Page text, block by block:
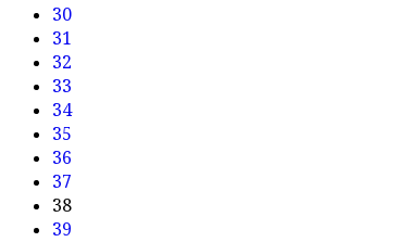
30
31
32
33
34
35
36
37
38
39